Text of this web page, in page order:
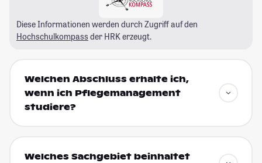
Diese Informationen werden durch Zugriff auf den
Hochschulkompass der HRK erzeugt.
Welchen Abschluss erhalte ich,
wenn ich Pflegemanagement
studiere?
Welches Sachgebiet beinhaltet